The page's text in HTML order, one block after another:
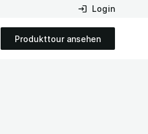
Login
Produkttour ansehen